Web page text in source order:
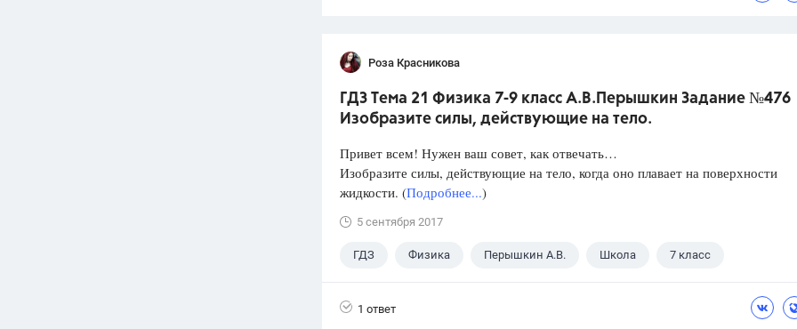
Роза Красникова
ГДЗ Тема 21 Физика 7-9 класс А.В.Перышкин Задание №476
Изобразите силы, действующие на тело.
Привет всем! Нужен ваш совет, как отвечать…
Изобразите силы, действующие на тело, когда оно плавает на поверхности
жидкости. (Подробнее...)
5 сентября 2017
ГДЗ Физика Перышкин А.В. Школа 7 класс
1 ответ